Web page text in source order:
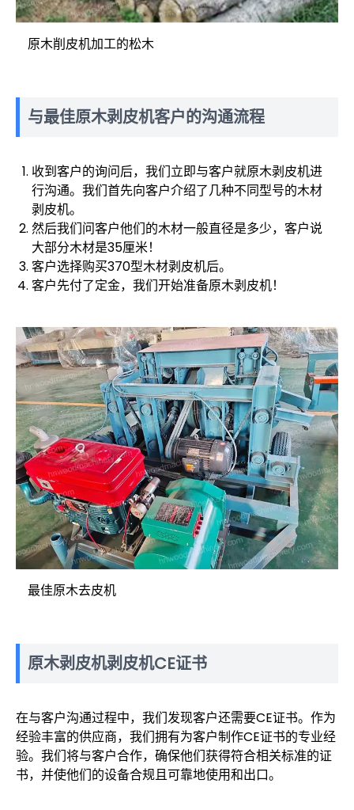
原木削皮机加工的松木
与最佳原木剥皮机客户的沟通流程
收到客户的询问后，我们立即与客户就原木剥皮机进
行沟通。我们首先向客户介绍了几种不同型号的木材
剥皮机。
然后我们问客户他们的木材一般直径是多少，客户说
大部分木材是35厘米！
客户选择购买370型木材剥皮机后。
客户先付了定金，我们开始准备原木剥皮机！
最佳原木去皮机
原木剥皮机剥皮机CE证书
在与客户沟通过程中，我们发现客户还需要CE证书。作为
经验丰富的供应商，我们拥有为客户制作CE证书的专业经
验。我们将与客户合作，确保他们获得符合相关标准的证
书，并使他们的设备合规且可靠地使用和出口。